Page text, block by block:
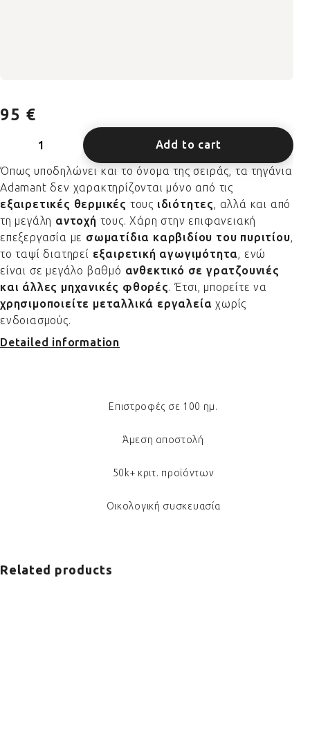
95 €
Add to cart
Όπως υποδηλώνει και το όνομα της σειράς, τα τηγάνια
Adamant δεν χαρακτηρίζονται μόνο από τις
εξαιρετικές θερμικές τους ιδιότητες, αλλά και από
τη μεγάλη αντοχή τους. Χάρη στην επιφανειακή
επεξεργασία με σωματίδια καρβιδίου του πυριτίου,
το ταψί διατηρεί εξαιρετική αγωγιμότητα, ενώ
είναι σε μεγάλο βαθμό ανθεκτικό σε γρατζουνιές
και άλλες μηχανικές φθορές. Έτσι, μπορείτε να
χρησιμοποιείτε μεταλλικά εργαλεία χωρίς
ενδοιασμούς.
Detailed information
Επιστροφές σε 100 ημ.
Άμεση αποστολή
50k+ κριτ. προϊόντων
Οικολογική συσκευασία
Related products